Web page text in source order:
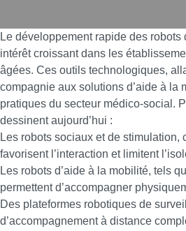
Le développement rapide des robots
intérêt croissant dans les
âgées. Ces outils technologiques,
compagnie aux solutions d’aide à la
pratiques du secteur médico-social.
dessinent aujourd’hui :
Les robots sociaux et de stimulation,
favorisent l’interaction et limitent
Les robots d’aide à la mobilité, tels
permettent d’accompagner
Des plateformes robotiques de
d’accompagnement à distance